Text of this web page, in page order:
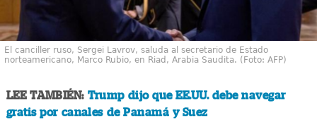
El canciller ruso, Sergei Lavrov, saluda al secretario de Estado
norteamericano, Marco Rubio, en Riad, Arabia Saudita. (Foto: AFP)
LEE TAMBIÉN:Trump dijo que EE.UU. debe navegar
gratis por canales de Panamá y Suez